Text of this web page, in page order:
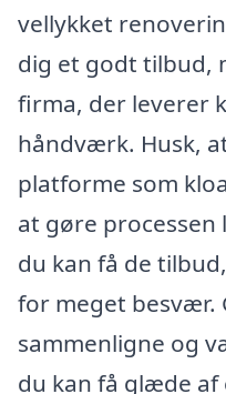
vellykket
dig et godt tilbud,
firma, der leverer
håndværk. Husk,
platforme som
at gøre
du kan få de
for meget besvær.
sammenligne og
du kan få glæde af